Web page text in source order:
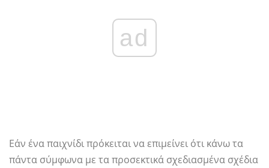
ad
Εάν ένα παιχνίδι πρόκειται να επιμείνει ότι κάνω τα
πάντα σύμφωνα με τα προσεκτικά σχεδιασμένα σχέδια